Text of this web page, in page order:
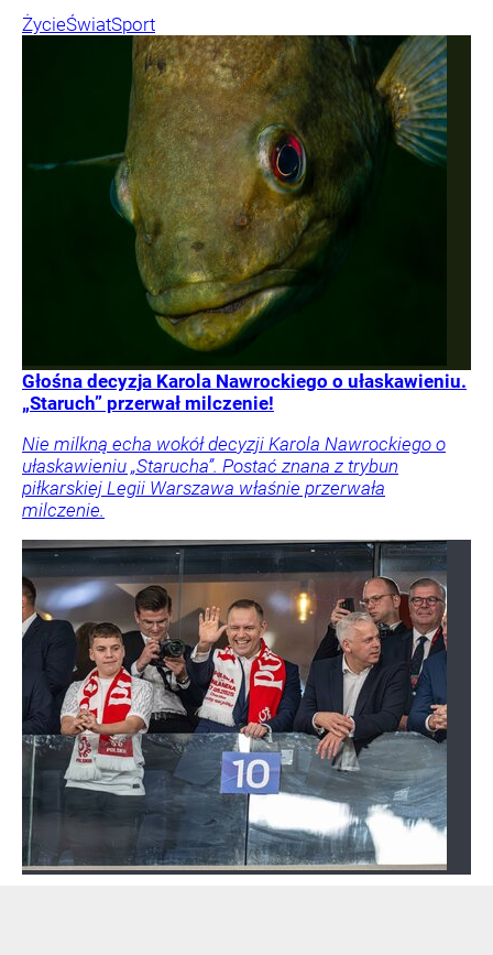
ŻycieŚwiatSport
Głośna decyzja Karola Nawrockiego o ułaskawieniu.
„Staruch” przerwał milczenie!
Nie milkną echa wokół decyzji Karola Nawrockiego o
ułaskawieniu „Starucha”. Postać znana z trybun
piłkarskiej Legii Warszawa właśnie przerwała
milczenie.